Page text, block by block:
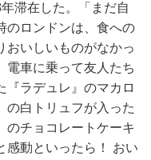
滞在した。「まだ自
のロンドンは、食への
おいしいものがなかっ
電車に乗って友人たち
『ラデュレ』のマカロ
の白トリュフが入った
のチョコレートケーキ
感動といったら！ おい